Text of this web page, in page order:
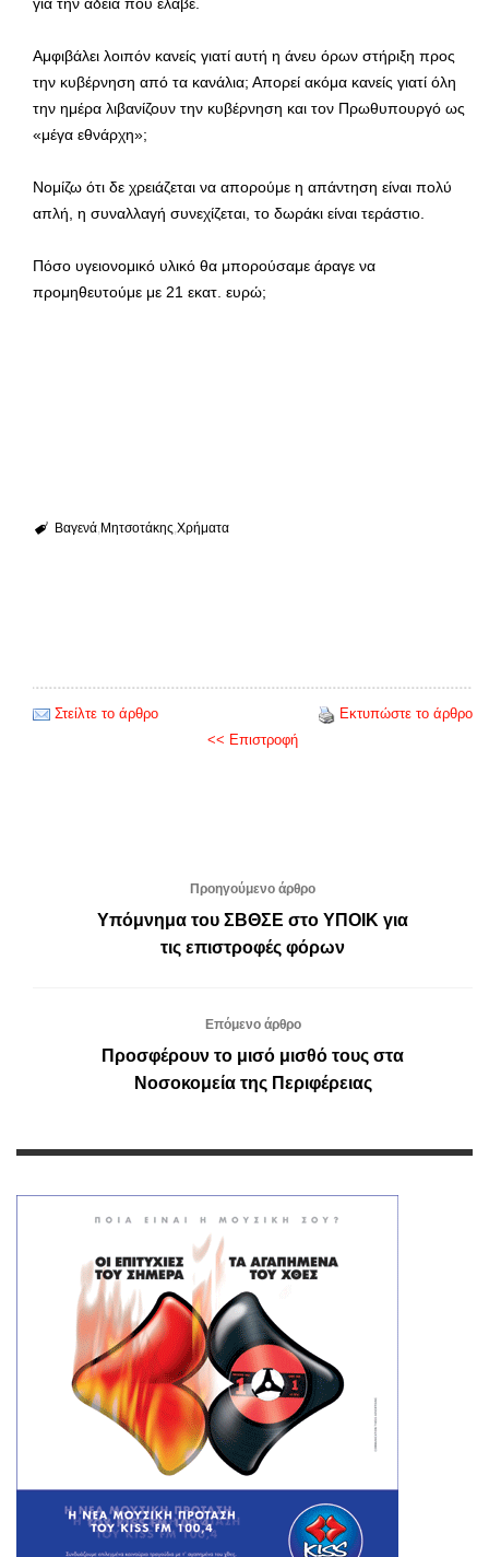
για την άδεια που έλαβε.
Αμφιβάλει λοιπόν κανείς γιατί αυτή η άνευ όρων στήριξη προς
την κυβέρνηση από τα κανάλια; Απορεί ακόμα κανείς γιατί όλη
την ημέρα λιβανίζουν την κυβέρνηση και τον Πρωθυπουργό ως
«μέγα εθνάρχη»;
Νομίζω ότι δε χρειάζεται να απορούμε η απάντηση είναι πολύ
απλή, η συναλλαγή συνεχίζεται, το δωράκι είναι τεράστιο.
Πόσο υγειονομικό υλικό θα μπορούσαμε άραγε να
προμηθευτούμε με 21 εκατ. ευρώ;
Βαγενά Μητσοτάκης Χρήματα
Στείλτε το άρθρο
Εκτυπώστε το άρθρο
<< Επιστροφή
Προηγούμενο άρθρο
Υπόμνημα του ΣΒΘΣΕ στο ΥΠΟΙΚ για
τις επιστροφές φόρων
Επόμενο άρθρο
Προσφέρουν το μισό μισθό τους στα
Νοσοκομεία της Περιφέρειας